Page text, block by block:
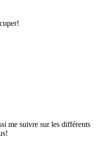
me suivre sur les différents